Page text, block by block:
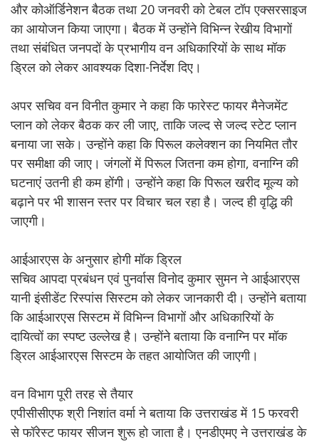
और कोऑर्डिनेशन बैठक तथा 20 जनवरी को टेबल टॉप एक्सरसाइज
का आयोजन किया जाएगा। बैठक में उन्होंने विभिन्न रेखीय विभागों
तथा संबंधित जनपदों के प्रभागीय वन अधिकारियों के साथ मॉक
ड्रिल को लेकर आवश्यक दिशा-निर्देश दिए।
अपर सचिव वन विनीत कुमार ने कहा कि फारेस्ट फायर मैनेजमेंट
प्लान को लेकर बैठक कर ली जाए, ताकि जल्द से जल्द स्टेट प्लान
बनाया जा सके। उन्होंने कहा कि पिरूल कलेक्शन का नियमित तौर
पर समीक्षा की जाए। जंगलों में पिरूल जितना कम होगा, वनाग्नि की
घटनाएं उतनी ही कम होंगी। उन्होंने कहा कि पिरूल खरीद मूल्य को
बढ़ाने पर भी शासन स्तर पर विचार चल रहा है। जल्द ही वृद्धि की
जाएगी।
आईआरएस के अनुसार होगी मॉक ड्रिल
सचिव आपदा प्रबंधन एवं पुनर्वास विनोद कुमार सुमन ने आईआरएस
यानी इंसीडेंट रिस्पांस सिस्टम को लेकर जानकारी दी। उन्होंने बताया
कि आईआरएस सिस्टम में विभिन्न विभागों और अधिकारियों के
दायित्वों का स्पष्ट उल्लेख है। उन्होंने बताया कि वनाग्नि पर मॉक
ड्रिल आईआरएस सिस्टम के तहत आयोजित की जाएगी।
वन विभाग पूरी तरह से तैयार
एपीसीसीएफ श्री निशांत वर्मा ने बताया कि उत्तराखंड में 15 फरवरी
से फॉरेस्ट फायर सीजन शुरू हो जाता है। एनडीएमए ने उत्तराखंड के